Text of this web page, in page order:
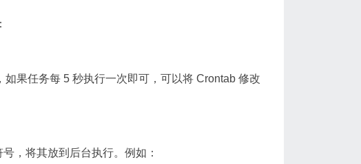
果任务每 5 秒执行一次即可，可以将 Crontab 修改
，将其放到后台执行。例如：